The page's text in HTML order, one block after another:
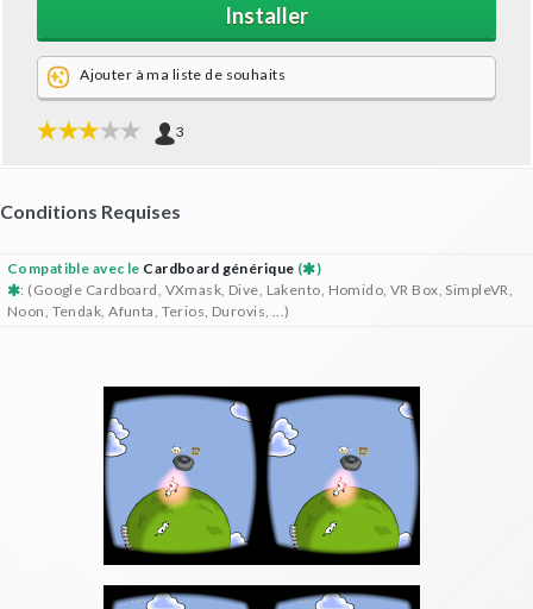
Installer
Ajouter à ma liste de souhaits
3
Conditions Requises
Compatible avec le Cardboard générique (
)
: (Google Cardboard, VXmask, Dive, Lakento, Homido, VR Box, SimpleVR,
Noon, Tendak, Afunta, Terios, Durovis, ...)